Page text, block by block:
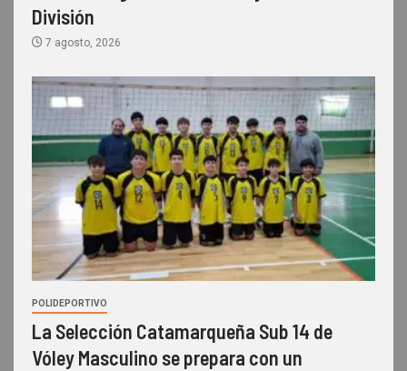
División
7 agosto, 2026
POLIDEPORTIVO
La Selección Catamarqueña Sub 14 de
Vóley Masculino se prepara con un